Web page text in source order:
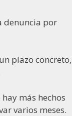
denuncia por
plazo concreto,
más hechos
varios meses.